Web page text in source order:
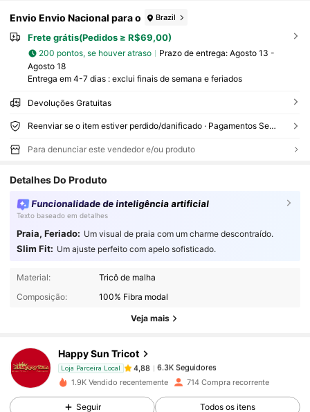
Envio Envio Nacional para o Brazil
Frete grátis(Pedidos ≥ R$69,00)
200 pontos, se houver atraso Prazo de entrega: Agosto 13 -
Agosto 18
Entrega em 4-7 dias : exclui finais de semana e feriados
Devoluções Gratuitas
Reenviar se o item estiver perdido/danificado · Pagamentos Seguros · Proteção de privacidade
Para denunciar este vendedor e/ou produto
Detalhes Do Produto
Funcionalidade de inteligência artificial
Texto baseado em detalhes
Praia, Feriado: Um visual de praia com um charme descontraído.
Slim Fit: Um ajuste perfeito com apelo sofisticado.
Material:
Tricô de malha
Composição:
100% Fibra modal
Veja mais
Happy Sun Tricot
Loja Parceira Local
4,88
5***7pago1 dia atrás
6.3K Seguidores
1.9K Vendido recentemente 714 Compra recorrente
Seguir Todos os itens